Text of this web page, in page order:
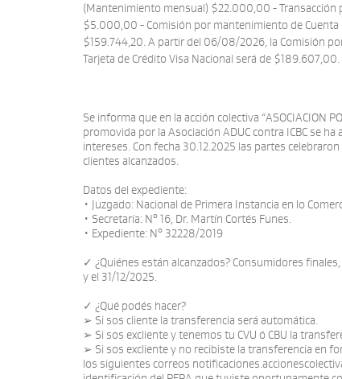
(Mantenimiento mensual) $22.000,00 - Transacción
$5.000,00 - Comisión por mantenimiento de Cuenta
$159.744,20. A partir del 06/08/2026, la Comisión
Tarjeta de Crédito Visa Nacional será de
Se informa que en la acción colectiva “ASOCIACION
promovida por la Asociación ADUC contra ICBC se
intereses. Con fecha 30.12.2025 las partes
clientes alcanzados.
Datos del expediente:
• Juzgado: Nacional de Primera Instancia en lo
• Secretaría: N° 16, Dr. Martín Cortés Funes.
• Expediente: N° 32228/2019
✓ ¿Quiénes están alcanzados? Consumidores
y el 31/12/2025.
✓ ¿Qué podés hacer?
➢ Si sos cliente la transferencia será automática.
➢ Si sos excliente y tenemos tu CVU ó CBU la
➢ Si sos excliente y no recibiste la transferencia en
los siguientes correos